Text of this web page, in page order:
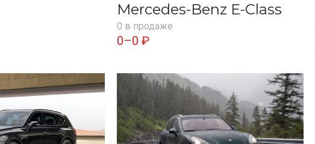
Mercedes-Benz E-Class
0 в продаже
0–0 ₽